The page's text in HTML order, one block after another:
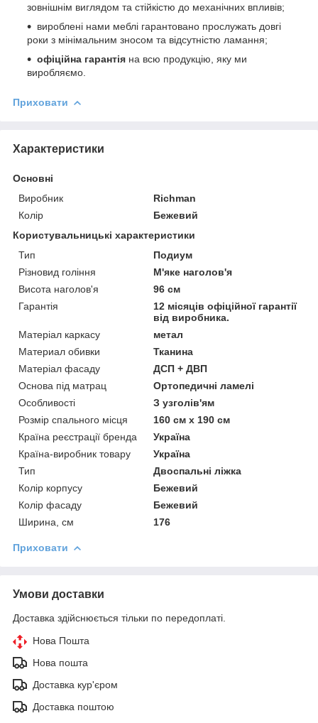
зовнішнім виглядом та стійкістю до механічних впливів;
вироблені нами меблі гарантовано прослужать довгі
роки з мінімальним зносом та відсутністю ламання;
офіційна гарантія на всю продукцію, яку ми
виробляємо.
Приховати
Характеристики
Основні
Виробник
Richman
Колір
Бежевий
Користувальницькі характеристики
Тип
Подиум
Різновид гоління
М'яке наголов'я
Висота наголов'я
96 см
Гарантія
12 місяців офіційної гарантії
від виробника.
Матеріал каркасу
метал
Материал обивки
Тканина
Матеріал фасаду
ДСП + ДВП
Основа під матрац
Ортопедичні ламелі
Особливості
З узголів'ям
Розмір спального місця
160 см х 190 см
Країна реєстрації бренда
Україна
Країна-виробник товару
Україна
Тип
Двоспальні ліжка
Колір корпусу
Бежевий
Колір фасаду
Бежевий
Ширина, см
176
Приховати
Умови доставки
Доставка здійснюється тільки по передоплаті.
Нова Пошта
Нова пошта
Доставка кур'єром
Доставка поштою